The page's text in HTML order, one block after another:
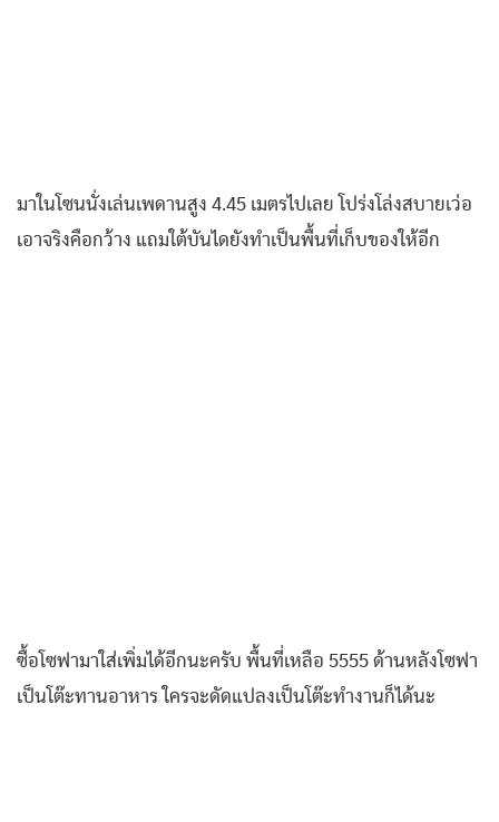
มาในโซนนั่งเล่นเพดานสูง 4.45 เมตรไปเลย โปร่งโล่งสบายเว่อ
เอาจริงคือกว้าง แถมใต้บันไดยังทำเป็นพื้นที่เก็บของให้อีก
ซื้อโซฟามาใส่เพิ่มได้อีกนะครับ พื้นที่เหลือ 5555 ด้านหลังโซฟา
เป็นโต๊ะทานอาหาร ใครจะดัดแปลงเป็นโต๊ะทำงานก็ได้นะ